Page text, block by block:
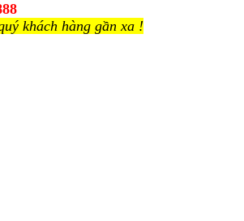
khách hàng gần xa !